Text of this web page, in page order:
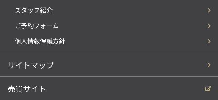
スタッフ紹介
ご予約フォーム
個人情報保護方針
サイトマップ
売買サイト